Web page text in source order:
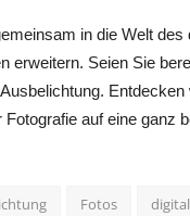
in die Welt
erweitern. Seien Sie
Fotografie auf eine ganz
Fotos